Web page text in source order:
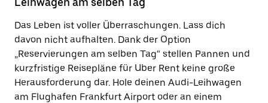
zu
Das Leben ist voller Überraschungen. Lass dich
davon nicht aufhalten. Dank der Option
„Reservierungen am selben Tag“ stellen Pannen und
kurzfristige Reisepläne für Uber Rent keine große
Herausforderung dar. Hole deinen Audi-Leihwagen
am Flughafen Frankfurt Airport oder an einem